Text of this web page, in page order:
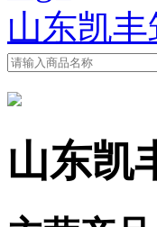
山东凯
山东凯